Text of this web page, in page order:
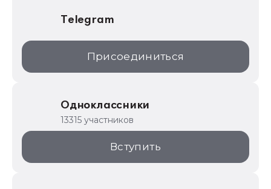
Telegram
Присоединиться
Одноклассники
13315 участников
Вступить